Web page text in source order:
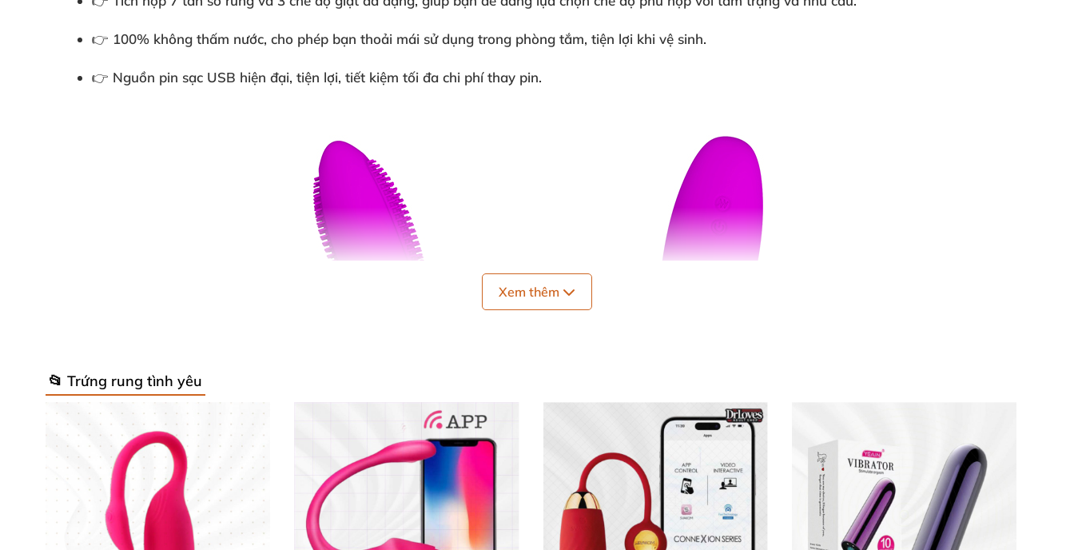
👉 100% không thấm nước, cho phép bạn thoải mái sử dụng trong phòng tắm, tiện lợi khi vệ sinh.
👉 Nguồn pin sạc USB hiện đại, tiện lợi, tiết kiệm tối đa chi phí thay pin.
Xem thêm
📂 Trứng rung tình yêu